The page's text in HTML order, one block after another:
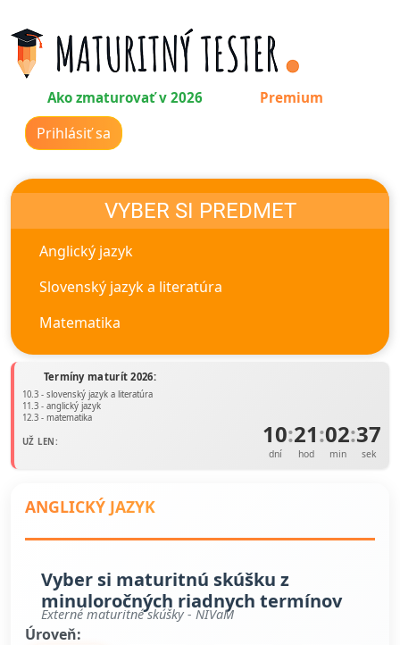
Ako zmaturovať v 2026 Premium
Prihlásiť sa
VYBER SI PREDMET
Anglický jazyk
Slovenský jazyk a literatúra
Matematika
Termíny maturít 2026:
10.3 - slovenský jazyk a literatúra
11.3 - anglický jazyk
12.3 - matematika
UŽ LEN: 10
dní
:21
hod
:02
min
:37
sek
ANGLICKÝ JAZYK
Vyber si maturitnú skúšku z
minuloročných riadnych termínov
Externé maturitné skúšky - NIVaM
Úroveň: